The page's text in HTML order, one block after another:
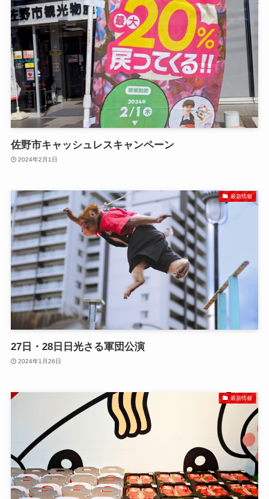
佐野市キャッシュレスキャンペーン
2024年2月1日
最新情報
27日・28日日光さる軍団公演
2024年1月26日
最新情報